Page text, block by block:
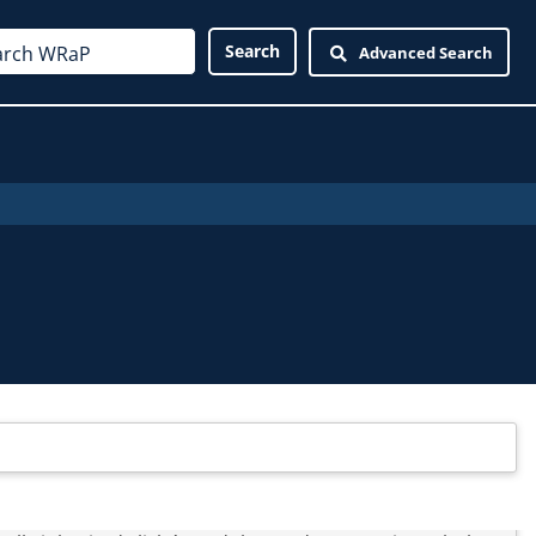
Advanced Search